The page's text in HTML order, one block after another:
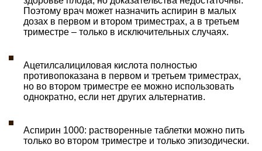
Поэтому врач может назначить аспирин в малых
дозах в первом и втором триместрах, а в третьем
триместре – только в исключительных случаях.
Ацетилсалициловая кислота полностью
противопоказана в первом и третьем триместрах,
но во втором триместре ее можно использовать
однократно, если нет других альтернатив.
Аспирин 1000: растворенные таблетки можно пить
только во втором триместре и только эпизодически.